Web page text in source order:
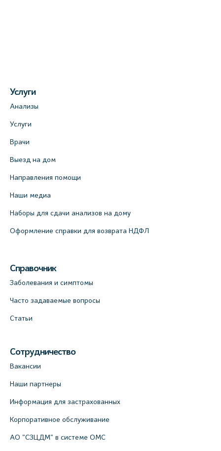
Услуги
Анализы
Услуги
Врачи
Выезд на дом
Направления помощи
Наши медиа
Наборы для сдачи анализов на дому
Оформление справки для возврата НДФЛ
Справочник
Заболевания и симптомы
Часто задаваемые вопросы
Статьи
Сотрудничество
Вакансии
Наши партнеры
Информация для застрахованных
Корпоративное обслуживание
АО "СЗЦДМ" в системе ОМС